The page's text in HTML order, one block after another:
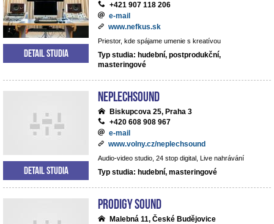
+421 907 118 206
e-mail
www.nefkus.sk
Priestor, kde spájame umenie s kreatívou
Typ studia: hudební, postprodukční,
masteringové
Detail studia
NEPLECHSOUND
Biskupcova 25, Praha 3
+420 608 908 967
e-mail
www.volny.cz/neplechsound
Audio-video studio, 24 stop digital, Live nahrávání
Typ studia: hudební, masteringové
Detail studia
Prodigy Sound
Malebná 11, České Budějovice